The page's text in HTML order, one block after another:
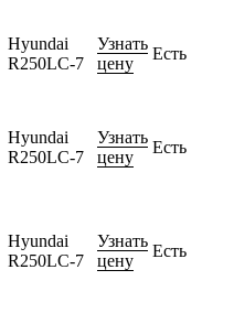
Hyundai
R250LC-7
Узнать
цену
Есть
Hyundai
R250LC-7
Узнать
цену
Есть
Hyundai
R250LC-7
Узнать
цену
Есть